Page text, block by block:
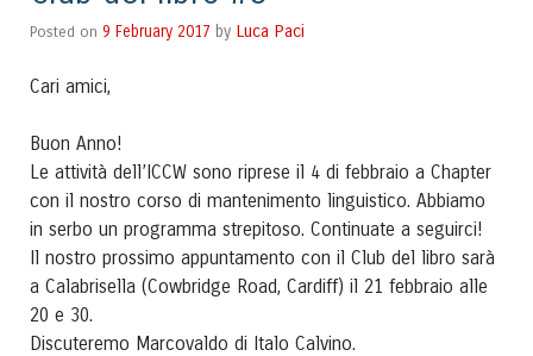
Posted on 9 February 2017 by Luca Paci
Cari amici,
Buon Anno!
Le attività dell’ICCW sono riprese il 4 di febbraio a Chapter
con il nostro corso di mantenimento linguistico. Abbiamo
in serbo un programma strepitoso. Continuate a seguirci!
Il nostro prossimo appuntamento con il Club del libro sarà
a Calabrisella (Cowbridge Road, Cardiff) il 21 febbraio alle
20 e 30.
Discuteremo Marcovaldo di Italo Calvino.